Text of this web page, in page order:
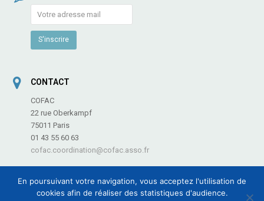
CONTACT
COFAC
22 rue Oberkampf
75011 Paris
01 43 55 60 63
cofac.coordination@cofac.asso.fr
En poursuivant votre navigation, vous acceptez l'utilisation de
cookies afin de réaliser des statistiques d'audience.